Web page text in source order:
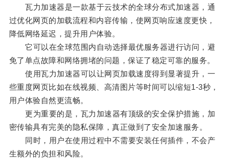
瓦力加速器是一款基于云技术的全球分布式加速器，通
过优化网页的加载流程和内容传输，使网页响应速度更快，
降低网络延迟，提升用户体验。
它可以在全球范围内自动选择最优服务器进行访问，避
免了单点故障和网络拥堵的问题，保证了稳定可靠的服务。
使用瓦力加速器可以让网页加载速度得到显著提升，一
些重度网页比如在线视频、高清图片等时间可以缩短1-3秒，
用户体验自然更流畅。
更为重要的是，瓦力加速器有顶级的安全保护措施，加
密传输具有完美的隐私保障，真正做到了安全加速服务。
同时，用户在使用过程中不需要安装任何插件，不会产
生额外的负担和风险。